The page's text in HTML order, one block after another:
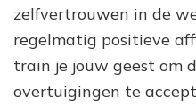
zelfvertrouwen in de
regelmatig positieve
train je jouw geest om
overtuigingen te